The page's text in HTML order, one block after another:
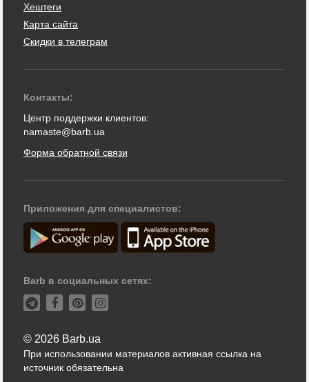
Хештеги
Карта сайта
Скидки в телеграм
Контакты:
Центр поддержки клиентов:
namaste@barb.ua
Форма обратной связи
Приложения для специалистов:
Barb в социальных сетях:
© 2026 Barb.ua
При использовании материалов активная ссылка на
источник обязательна